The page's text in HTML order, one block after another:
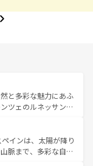
と多彩な魅力にあふ
ツェのルネッサンス
アマルフィ海岸の絶
の合間には、本場の
理を堪能することも
インは、太陽が降り
脈まで、多彩な自然